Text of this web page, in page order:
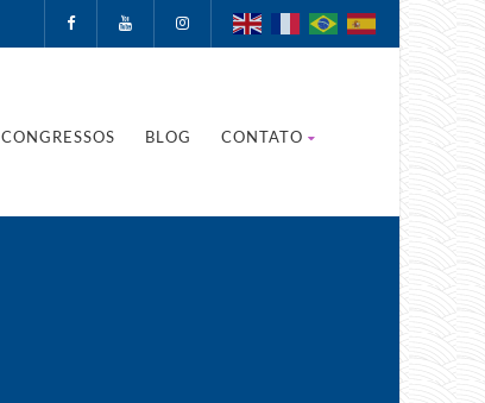
CONGRESSOS BLOG CONTATO